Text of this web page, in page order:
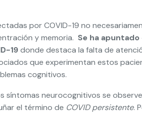
por COVID-19 no
y memoria. Se ha
19donde destaca la falta de
que experimentan estos
cognitivos.
síntomas neurocognitivos se
el término de COVID persistente.